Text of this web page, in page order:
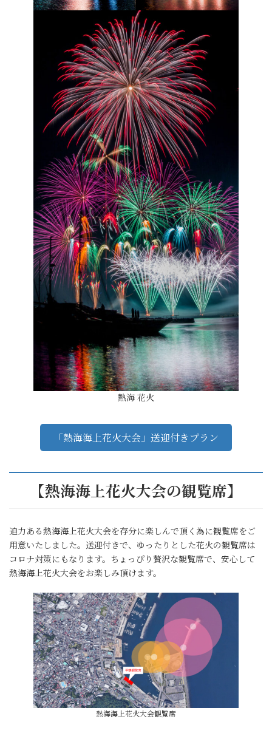
熱海 花火
「熱海海上花火大会」送迎付きプラン
【熱海海上花火大会の観覧席】
迫力ある熱海海上花火大会を存分に楽しんで頂く為に観覧席をご
用意いたしました。送迎付きで、ゆったりとした花火の観覧席は
コロナ対策にもなります。ちょっぴり贅沢な観覧席で、安心して
熱海海上花火大会をお楽しみ頂けます。
熱海海上花火大会観覧席